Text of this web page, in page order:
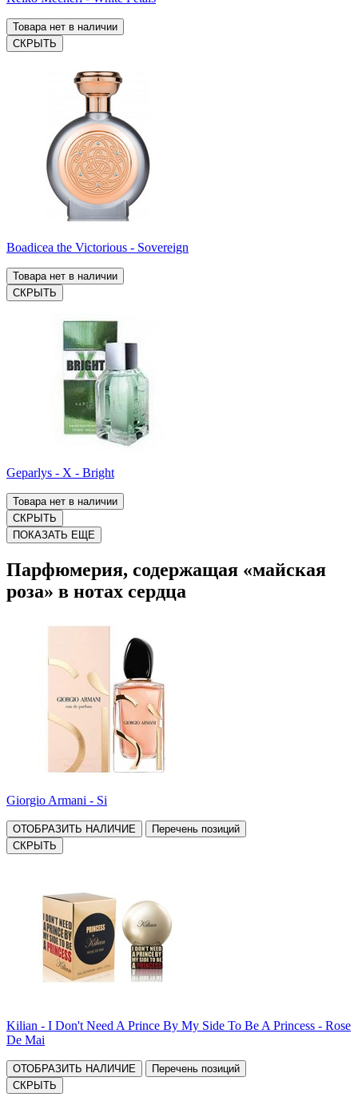
Товара нет в наличии
СКРЫТЬ
Boadicea the Victorious - Sovereign
Товара нет в наличии
СКРЫТЬ
Geparlys - X - Bright
Товара нет в наличии
СКРЫТЬ
ПОКАЗАТЬ ЕЩЕ
Парфюмерия, содержащая «майская
роза» в нотах сердца
Giorgio Armani - Si
ОТОБРАЗИТЬ НАЛИЧИЕ
Перечень позиций
СКРЫТЬ
Kilian - I Don't Need A Prince By My Side To Be A Princess - Rose
De Mai
ОТОБРАЗИТЬ НАЛИЧИЕ
Перечень позиций
СКРЫТЬ